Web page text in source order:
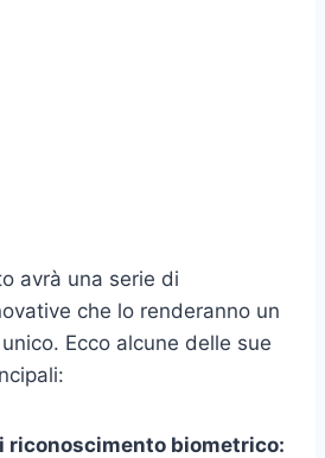
avrà una serie di
che lo renderanno un
Ecco alcune delle sue
riconoscimento biometrico: